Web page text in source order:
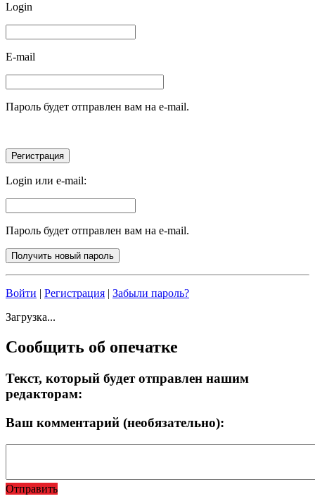
Login
E-mail
Пароль будет отправлен вам на e-mail.
Login или e-mail:
Пароль будет отправлен вам на e-mail.
Войти | Регистрация | Забыли пароль?
Загрузка...
Сообщить об опечатке
Текст, который будет отправлен нашим
редакторам:
Ваш комментарий (необязательно):
Отправить